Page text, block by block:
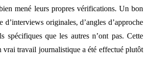
mené leurs propres vérifications. Un bon
d’interviews originales, d’angles d’approche
spécifiques que les autres n’ont pas. Cette
vrai travail journalistique a été effectué plutôt